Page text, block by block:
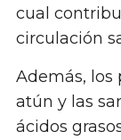
cual
circulación
Además, los
atún y las
ácidos